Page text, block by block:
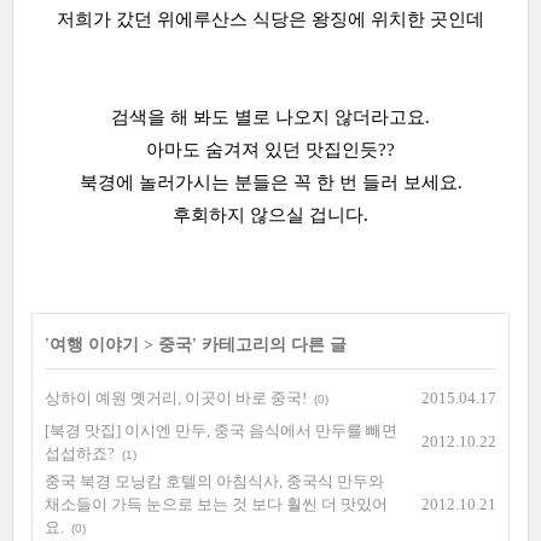
저희가 갔던 위에루산스 식당은 왕징에 위치한 곳인데
검색을 해 봐도 별로 나오지 않더라고요.
아마도 숨겨져 있던 맛집인듯??
북경에 놀러가시는 분들은 꼭 한 번 들러 보세요.
후회하지 않으실 겁니다.
'여행 이야기 > 중국' 카테고리의 다른 글
상하이 예원 옛거리, 이곳이 바로 중국! (0)
2015.04.17
[북경 맛집] 이시엔 만두, 중국 음식에서 만두를 빼면
섭섭하죠?
(1)
2012.10.22
중국 북경 모닝캄 호텔의 아침식사, 중국식 만두와
채소들이 가득 눈으로 보는 것 보다 훨씬 더 맛있어
요.
(0)
2012.10.21